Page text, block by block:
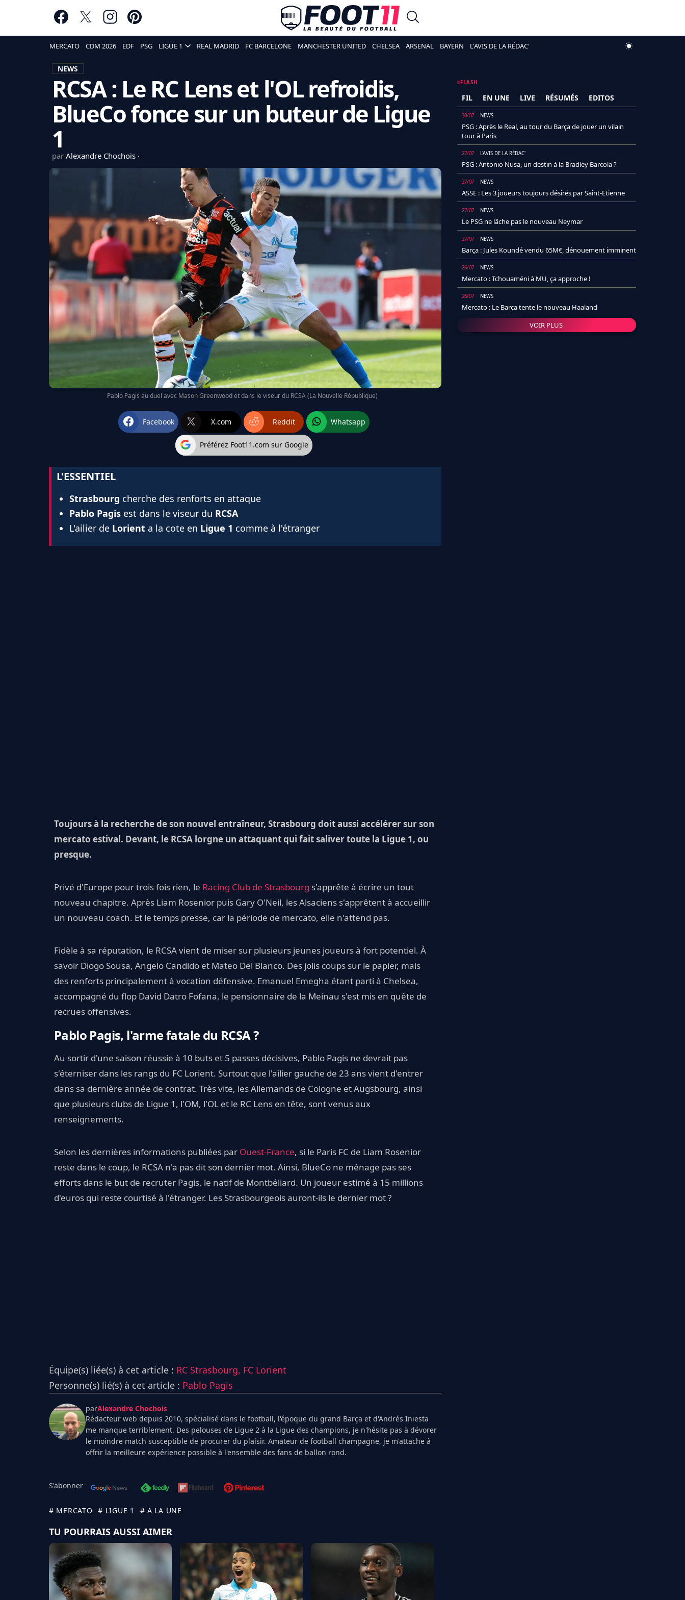
MERCATO CDM 2026 EDF PSG LIGUE 1 REAL MADRID FC BARCELONE MANCHESTER UNITED CHELSEA ARSENAL BAYERN L'AVIS DE LA RÉDAC'
NEWS
RCSA : Le RC Lens et l'OL refroidis,
BlueCo fonce sur un buteur de Ligue
1
par Alexandre Chochois
Pablo Pagis au duel avec Mason Greenwood et dans le viseur du RCSA (La Nouvelle République)
Facebook X.com Reddit Whatsapp
Préférez Foot11.com sur Google
L'ESSENTIEL
Strasbourg cherche des renforts en attaque
Pablo Pagis est dans le viseur du RCSA
L'ailier de Lorient a la cote en Ligue 1 comme à l'étranger
Toujours à la recherche de son nouvel entraîneur, Strasbourg doit aussi accélérer sur son
mercato estival. Devant, le RCSA lorgne un attaquant qui fait saliver toute la Ligue 1, ou
presque.
Privé d'Europe pour trois fois rien, le Racing Club de Strasbourg s'apprête à écrire un tout
nouveau chapitre. Après Liam Rosenior puis Gary O'Neil, les Alsaciens s'apprêtent à accueillir
un nouveau coach. Et le temps presse, car la période de mercato, elle n'attend pas.
Fidèle à sa réputation, le RCSA vient de miser sur plusieurs jeunes joueurs à fort potentiel. À
savoir Diogo Sousa, Angelo Candido et Mateo Del Blanco. Des jolis coups sur le papier, mais
des renforts principalement à vocation défensive. Emanuel Emegha étant parti à Chelsea,
accompagné du flop David Datro Fofana, le pensionnaire de la Meinau s'est mis en quête de
recrues offensives.
Pablo Pagis, l'arme fatale du RCSA ?
Au sortir d'une saison réussie à 10 buts et 5 passes décisives, Pablo Pagis ne devrait pas
s'éterniser dans les rangs du FC Lorient. Surtout que l'ailier gauche de 23 ans vient d'entrer
dans sa dernière année de contrat. Très vite, les Allemands de Cologne et Augsbourg, ainsi
que plusieurs clubs de Ligue 1, l'OM, l'OL et le RC Lens en tête, sont venus aux
renseignements.
Selon les dernières informations publiées par Ouest-France, si le Paris FC de Liam Rosenior
reste dans le coup, le RCSA n'a pas dit son dernier mot. Ainsi, BlueCo ne ménage pas ses
efforts dans le but de recruter Pagis, le natif de Montbéliard. Un joueur estimé à 15 millions
d'euros qui reste courtisé à l'étranger. Les Strasbourgeois auront-ils le dernier mot ?
Équipe(s) liée(s) à cet article : RC Strasbourg, FC Lorient
Personne(s) lié(s) à cet article : Pablo Pagis
parAlexandre Chochois
Rédacteur web depuis 2010, spécialisé dans le football, l'époque du grand Barça et d'Andrés Iniesta
me manque terriblement. Des pelouses de Ligue 2 à la Ligue des champions, je n'hésite pas à dévorer
le moindre match susceptible de procurer du plaisir. Amateur de football champagne, je m'attache à
offrir la meilleure expérience possible à l'ensemble des fans de ballon rond.
S'abonner
# MERCATO # LIGUE 1 # A LA UNE
TU POURRAIS AUSSI AIMER
FLASH
FIL EN UNE LIVE RÉSUMÉS EDITOS
30/07 NEWS
PSG : Après le Real, au tour du Barça de jouer un vilain
tour à Paris
27/07 L'AVIS DE LA RÉDAC'
PSG : Antonio Nusa, un destin à la Bradley Barcola ?
27/07 NEWS
ASSE : Les 3 joueurs toujours désirés par Saint-Etienne
27/07 NEWS
Le PSG ne lâche pas le nouveau Neymar
27/07 NEWS
Barça : Jules Koundé vendu 65M€, dénouement imminent
26/07 NEWS
Mercato : Tchouaméni à MU, ça approche !
26/07 NEWS
Mercato : Le Barça tente le nouveau Haaland
VOIR PLUS